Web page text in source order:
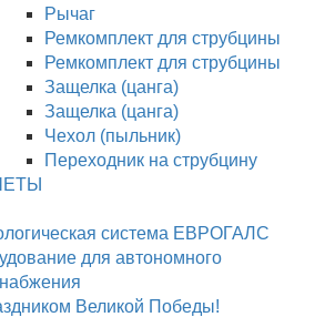
Рычаг
Ремкомплект для струбцины
Ремкомплект для струбцины
Защелка (цанга)
Защелка (цанга)
Чехол (пыльник)
Переходник на струбцину
система ЕВРОГАЛС
для автономного
Великой Победы!